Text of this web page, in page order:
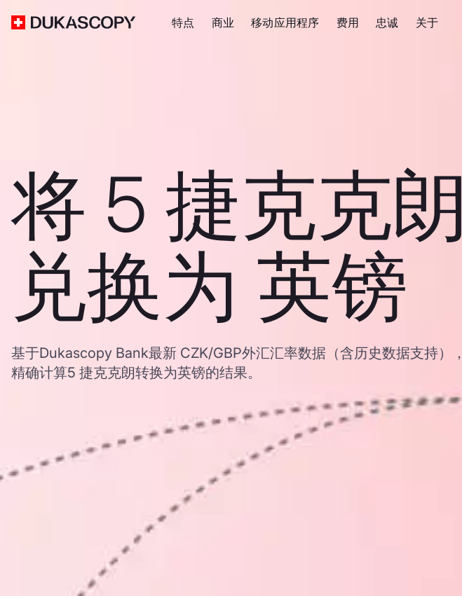
特点 商业 移动应用程序 费用 忠诚 关于
将 5 捷克克朗
兑换为 英镑
基于Dukascopy Bank最新 CZK/GBP外汇汇率数据（含历史数据支持），
精确计算5 捷克克朗转换为英镑的结果。